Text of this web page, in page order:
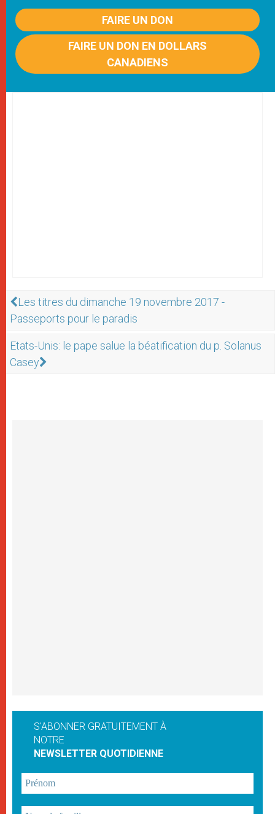
FAIRE UN DON
FAIRE UN DON EN DOLLARS
CANADIENS
Les titres du dimanche 19 novembre 2017 -
Passeports pour le paradis
Etats-Unis: le pape salue la béatification du p. Solanus
Casey
S'ABONNER GRATUITEMENT À
NOTRE
NEWSLETTER QUOTIDIENNE